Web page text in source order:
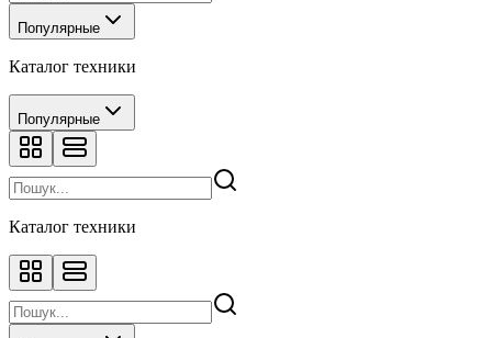
Популярные
Каталог техники
Популярные
Каталог техники